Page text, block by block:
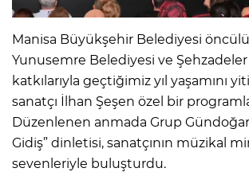
Manisa Büyükşehir Belediyesi
Yunusemre Belediyesi ve Şehzadeler
katkılarıyla geçtiğimiz yıl yaşamını
sanatçı İlhan Şeşen özel bir programla
Düzenlenen anmada Grup
Gidiş” dinletisi, sanatçının müzikal
sevenleriyle buluşturdu.